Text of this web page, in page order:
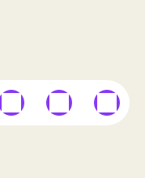
externer Linkexterner Link